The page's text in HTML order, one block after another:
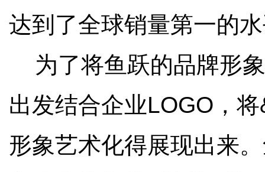
达到了全球销量第一的
为了将鱼跃的品牌形
出发结合企业LOGO，
形象艺术化得展现出来